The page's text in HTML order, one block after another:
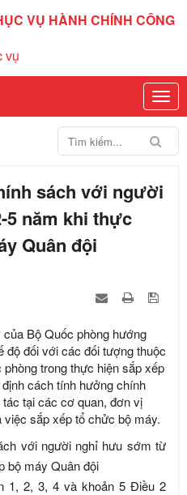
VỤ HÀNH CHÍNH CÔNG
vụ
sách với người
năm khi thực
Quân đội
Bộ Quốc phòng hướng
độ đối với các đối tượng thuộc
trong thực hiện sắp xếp
cách tính hưởng chính
tại các cơ quan, đơn vị
sắp xếp tổ chửc bộ máy.
1, 2, 3, 4 và khoản 5 Điều 2